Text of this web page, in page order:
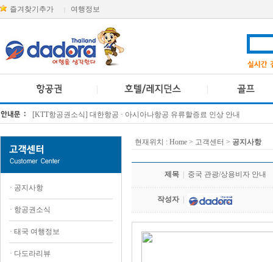
즐겨찾기추가 여행정보
[KTT항공권소식] 대한항공 · 아시아나항공 유류할증료 인상 안내
· 공지사항
· 항공권소식
· 태국 여행정보
· 다도라리뷰
현재위치 : Home > 고객센터 > 공지사항
제목 중국 관광/상용비자 안내
작성자